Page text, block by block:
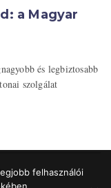
a Magyar
és legbiztosabb
szolgálat
felhasználói